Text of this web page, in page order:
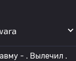
- . Вылечил .